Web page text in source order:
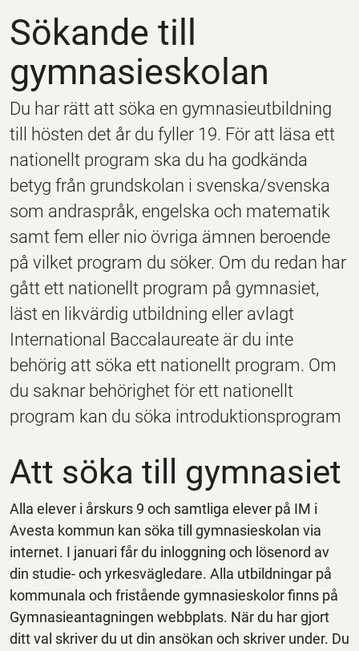
Sökande till
Sökande till
gymnasieskolan
Du har rätt att söka en gymnasieutbildning
till hösten det år du fyller 19. För att läsa ett
nationellt program ska du ha godkända
betyg från grundskolan i svenska/svenska
som andraspråk, engelska och matematik
samt fem eller nio övriga ämnen beroende
på vilket program du söker. Om du redan har
gått ett nationellt program på gymnasiet,
läst en likvärdig utbildning eller avlagt
International Baccalaureate är du inte
behörig att söka ett nationellt program. Om
du saknar behörighet för ett nationellt
program kan du söka introduktionsprogram
Att söka till gymnasiet
Alla elever i årskurs 9 och samtliga elever på IM i
Avesta kommun kan söka till gymnasieskolan via
internet. I januari får du inloggning och lösenord av
din studie- och yrkesvägledare. Alla utbildningar på
kommunala och fristående gymnasieskolor finns på
Gymnasieantagningen webbplats. När du har gjort
ditt val skriver du ut din ansökan och skriver under. Du